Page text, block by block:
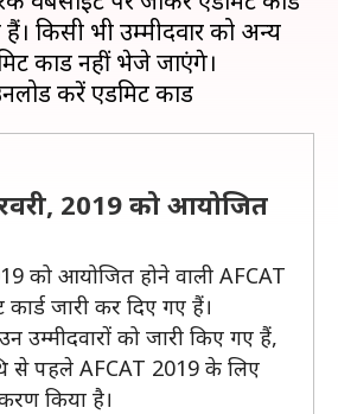
किसी भी उम्मीदवार को अन्य
कार्ड नहीं भेजे जाएंगे।
2019 को आयोजित
को आयोजित होने वाली AFCAT
कार्ड जारी कर दिए गए हैं।
उम्मीदवारों को जारी किए गए हैं,
से पहले AFCAT 2019 के लिए
किया है।